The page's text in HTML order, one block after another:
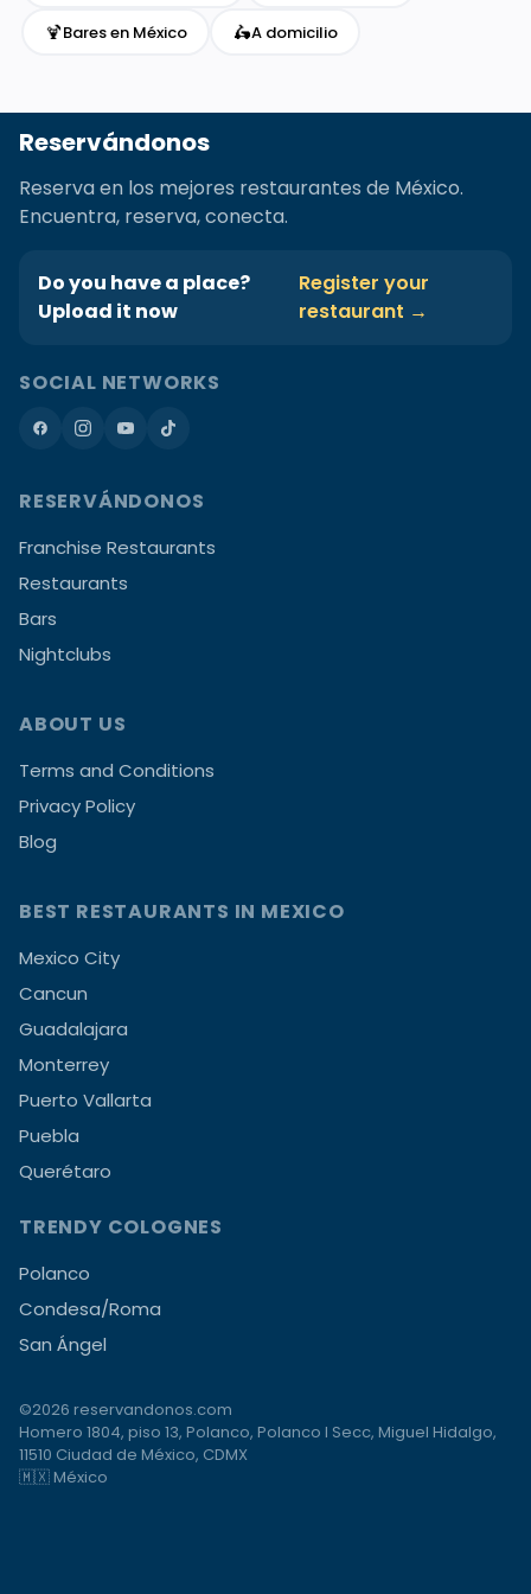
🍹Bares en México 🛵A domicilio
Reservándonos
Reserva en los mejores restaurantes de México.
Encuentra, reserva, conecta.
Do you have a place?
Upload it now
Register your
restaurant →
SOCIAL NETWORKS
RESERVÁNDONOS
Franchise Restaurants
Restaurants
Bars
Nightclubs
ABOUT US
Terms and Conditions
Privacy Policy
Blog
BEST RESTAURANTS IN MEXICO
Mexico City
Cancun
Guadalajara
Monterrey
Puerto Vallarta
Puebla
Querétaro
TRENDY COLOGNES
Polanco
Condesa/Roma
San Ángel
©2026 reservandonos.com
Homero 1804, piso 13, Polanco, Polanco I Secc, Miguel Hidalgo,
11510 Ciudad de México, CDMX
🇲🇽 México